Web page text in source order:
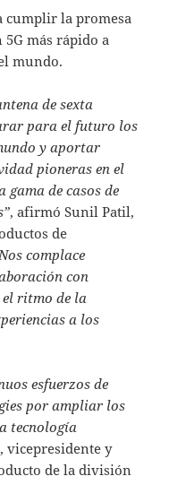
cumplir la promesa
más rápido a
mundo.
de sexta
para el futuro los
y aportar
pioneras en el
de casos de
, afirmó Sunil Patil,
de
complace
con
el ritmo de la
a los
esfuerzos de
por ampliar los
tecnología
vicepresidente y
de la división